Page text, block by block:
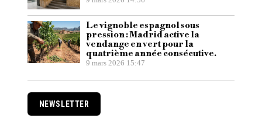
Le vignoble espagnol sous
pression : Madrid active la
vendange en vert pour la
quatrième année consécutive.
9 mars 2026 15:47
NEWSLETTER